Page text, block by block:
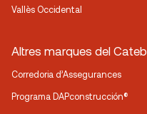
Vallès Occidental
Altres marques del Cateb
Corredoria d’Assegurances
Programa DAPconstrucción®